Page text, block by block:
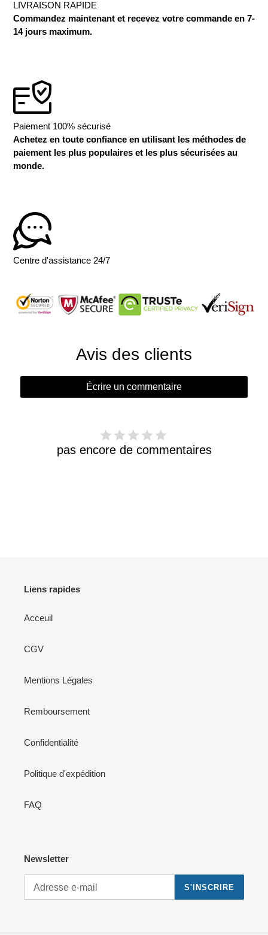
LIVRAISON RAPIDE
Commandez maintenant et recevez votre commande en 7-
14 jours maximum.
Paiement 100% sécurisé
Achetez en toute confiance en utilisant les méthodes de
paiement les plus populaires et les plus sécurisées au
monde.
Centre d'assistance 24/7
Avis des clients
Écrire un commentaire
pas encore de commentaires
Liens rapides
Acceuil
CGV
Mentions Légales
Remboursement
Confidentialité
Politique d'expédition
FAQ
Newsletter
S'INSCRIRE